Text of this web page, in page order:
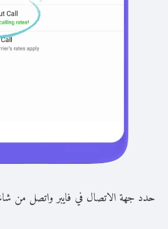
حدد جهة الاتصال في فايبر واتصل من